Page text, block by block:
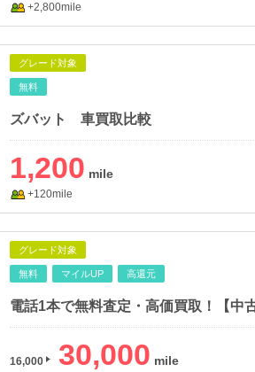
+2,800mile
グレード対象
無料
ズバット 車買取比較
1,200
+120mile
グレード対象
無料 マイルUP 高還元
16,000 30,000